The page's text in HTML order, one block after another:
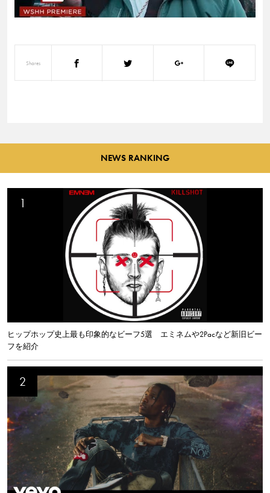
Shares
NEWS RANKING
ヒップホップ史上最も印象的なビーフ5選 エミネムや2Pacなど新旧ビー
フを紹介